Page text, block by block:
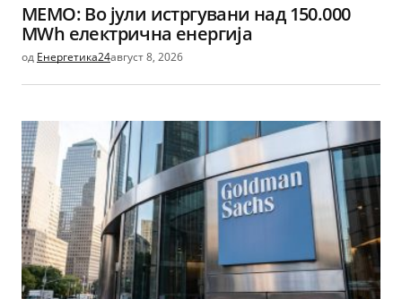
МЕМО: Во јули истргувани над 150.000
MWh електрична енергија
од Енергетика24август 8, 2026